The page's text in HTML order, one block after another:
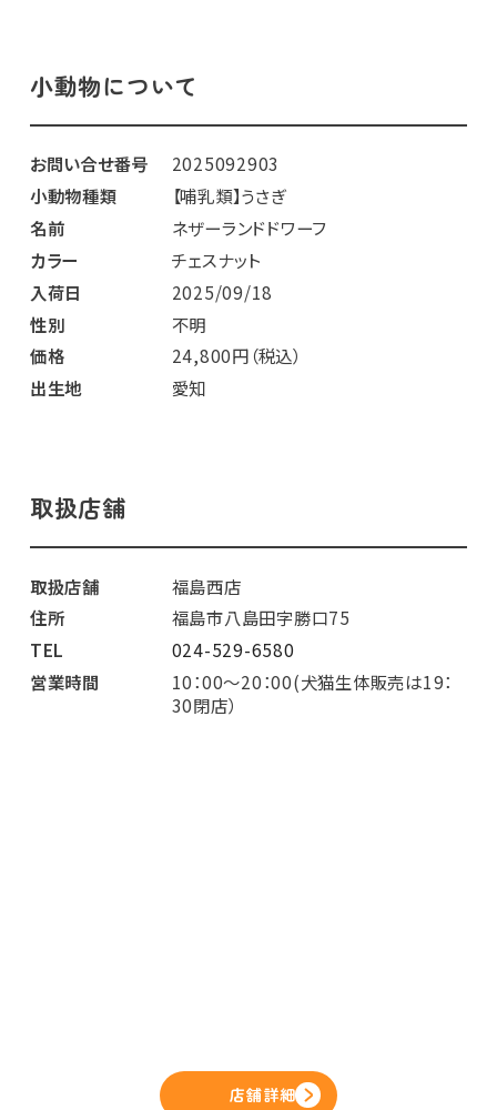
小動物について
お問い合せ番号
2025092903
小動物種類
【哺乳類】うさぎ
名前
ネザーランドドワーフ
カラー
チェスナット
入荷日
2025/09/18
性別
不明
価格
24,800円（税込）
出生地
愛知
取扱店舗
取扱店舗
福島西店
住所
福島市八島田字勝口75
TEL
024-529-6580
営業時間
10：00～20：00(犬猫生体販売は19：
30閉店）
店舗詳細